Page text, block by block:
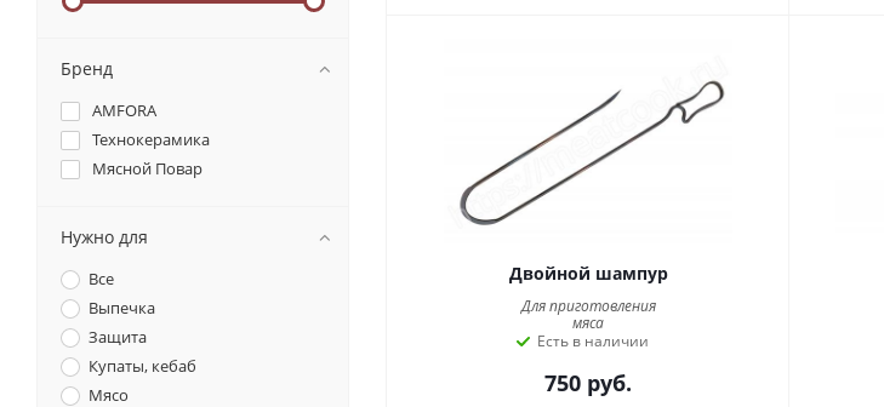
Двойной шампур
Для приготовления
мяса
Есть в наличии
750 руб.
Бренд
AMFORA
Технокерамика
Мясной Повар
Нужно для
Все
Выпечка
Защита
Купаты, кебаб
Мясо